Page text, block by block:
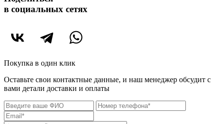
в социальных сетях
Покупка в один клик
Оставьте свои контактные данные, и наш менеджер обсудит с
вами детали доставки и оплаты